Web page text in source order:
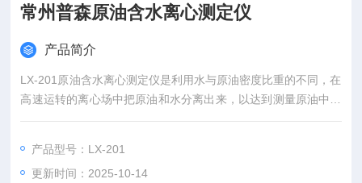
常州普森原油含水离心测定仪
产品简介
LX-201原油含水离心测定仪是利用水与原油密度比重的不同，在
高速运转的离心场中把原油和水分离出来，以达到测量原油中的
水含量。本机有无刷和有刷直流电机两种。采用电脑控制，操作
产品型号：LX-201
更新时间：2025-10-14